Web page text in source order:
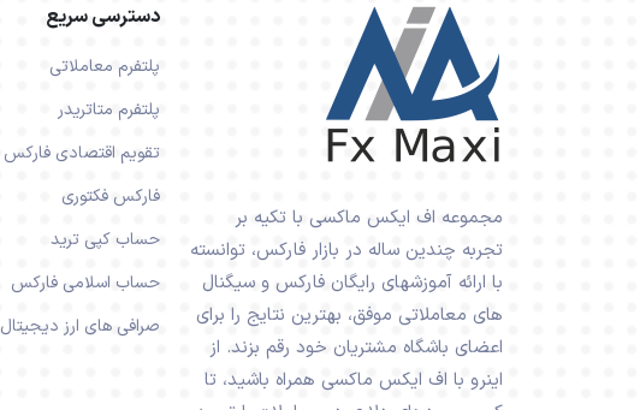
مجموعه اف ایکس ماکسی با تکیه بر
تجربه چندین ساله در بازار فارکس، توانسته
با ارائه آموزشهای رایگان فارکس و سیگنال
های معاملاتی موفق، بهترین نتایج را برای
اعضای باشگاه مشتریان خود رقم بزند. از
اینرو با اف ایکس ماکسی همراه باشید، تا
دسترسی سریع
پلتفرم معاملاتی
پلتفرم متاتریدر
تقویم اقتصادی فارکس
فارکس فکتوری
حساب کپی ترید
حساب اسلامی فارکس
صرافی های ارز دیجیتال